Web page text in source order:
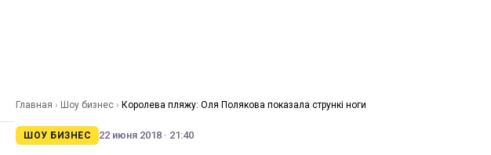
Главная › Шоу бизнес › Королева пляжу: Оля Полякова показала стрункі ноги
ШОУ БИЗНЕС 22 июня 2018 · 21:40